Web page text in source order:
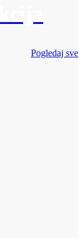
Pogledaj sve